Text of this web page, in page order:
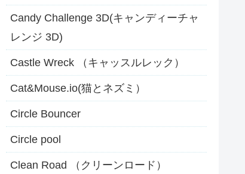
Candy Challenge 3D(キャンディーチャ
レンジ 3D)
Castle Wreck （キャッスルレック）
Cat&Mouse.io(猫とネズミ）
Circle Bouncer
Circle pool
Clean Road （クリーンロード）